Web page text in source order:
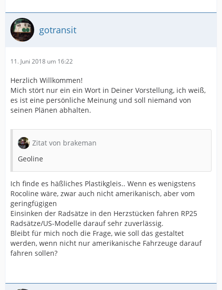
gotransit
11. Juni 2018 um 16:22
Herzlich Willkommen!
Mich stört nur ein ein Wort in Deiner Vorstellung, ich weiß,
es ist eine persönliche Meinung und soll niemand von
seinen Plänen abhalten.
Zitat von brakeman
Geoline
Ich finde es häßliches Plastikgleis.. Wenn es wenigstens
Rocoline wäre, zwar auch nicht amerikanisch, aber vom
geringfügigen
Einsinken der Radsätze in den Herzstücken fahren RP25
Radsätze/US-Modelle darauf sehr zuverlässig.
Bleibt für mich noch die Frage, wie soll das gestaltet
werden, wenn nicht nur amerikanische Fahrzeuge darauf
fahren sollen?